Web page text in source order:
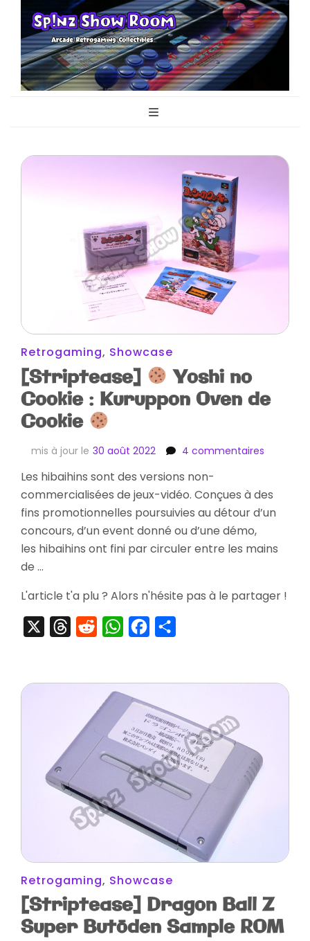
Sp!nz Show
Room
Retrogaming, Showcase
[Striptease]
Yoshi no
Cookie : Kuruppon Oven de
Cookie
mis à jour le 30 août 2022 4 commentaires
Yoshi
no
Kuruppon
Cookie
Les hibaihins sont des versions non-
commercialisées de jeux-vidéo. Conçues à des
fins promotionnelles poursuivies au détour d’un
concours, d’un event donné ou d’une démo,
les hibaihins ont fini par circuler entre les mains
de …
L'article t'a plu ? Alors n'hésite pas à le partager !
ThreadsRedditWhatsAppFacebook
Retrogaming, Showcase
[Striptease] Dragon Ball Z
Super Butōden Sample ROM